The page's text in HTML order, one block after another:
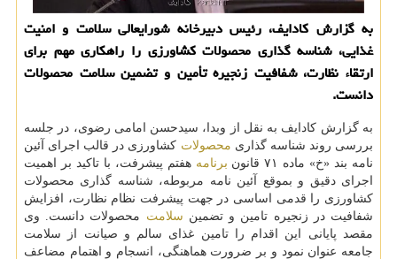
به گزارش کادایف، رئیس دبیرخانه شورایعالی سلامت و امنیت
غذایی، شناسه گذاری محصولات کشاورزی را راهکاری مهم برای
ارتقاء نظارت، شفافیت زنجیره تأمین و تضمین سلامت محصولات
دانست.
به گزارش کادایف به نقل از وبدا، سیدحسن امامی رضوی، در جلسه
بررسی روند شناسه گذاری محصولات کشاورزی در قالب اجرای آئین
نامه بند «خ» ماده ۷۱ قانون
برنامه هفتم پیشرفت، با تاکید بر اهمیت
اجرای دقیق و بموقع آئین نامه مربوطه، شناسه گذاری محصولات
کشاورزی را قدمی اساسی در جهت پیشرفت نظام نظارت، افزایش
شفافیت در زنجیره تامین و تضمین سلامت محصولات دانست. وی
مقصد پایانی این اقدام را تامین غذای سالم و صیانت از سلامت
جامعه عنوان نمود و بر ضرورت هماهنگی، انسجام و اهتمام مضاعف